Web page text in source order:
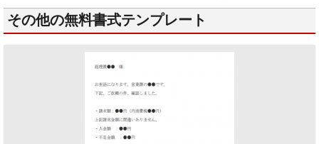
その他の無料書式テンプレート